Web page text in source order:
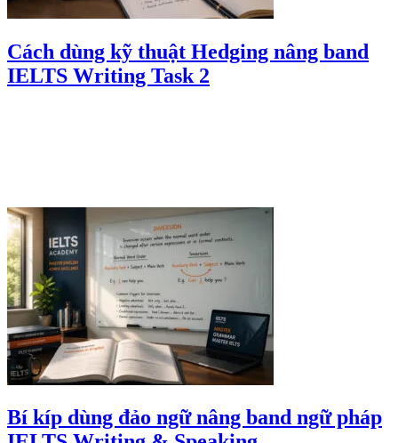
Cách dùng kỹ thuật Hedging nâng band
IELTS Writing Task 2
Bí kíp dùng đảo ngữ nâng band ngữ pháp